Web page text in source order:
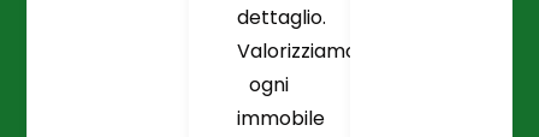
dettaglio.
Valorizziamo
ogni
immobile